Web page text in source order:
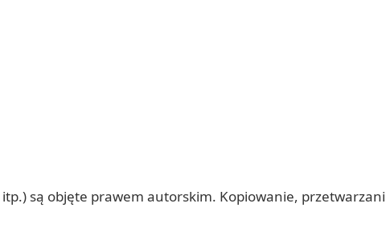
są objęte prawem autorskim. Kopiowanie,